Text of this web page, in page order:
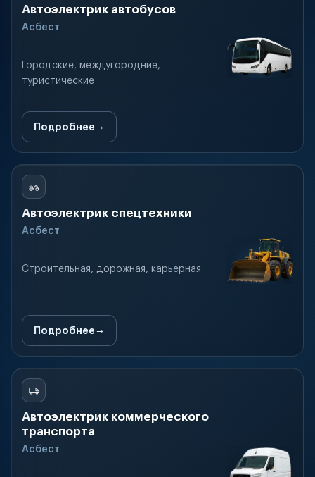
Автоэлектрик автобусов
Асбест
Городские, междугородние,
туристические
Подробнее
Автоэлектрик спецтехники
Асбест
Строительная, дорожная, карьерная
Подробнее
Автоэлектрик коммерческого
транспорта
Асбест